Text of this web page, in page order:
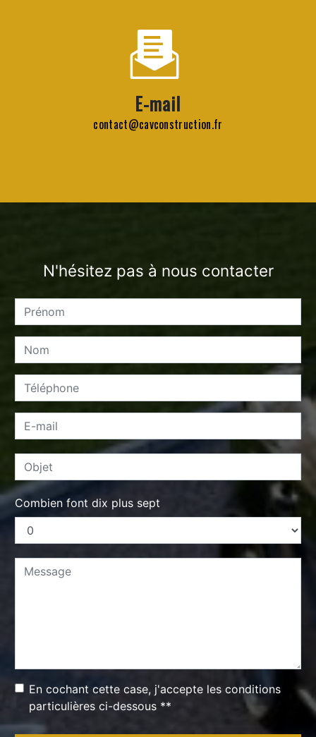
E-mail
contact@cavconstruction.fr
N'hésitez pas à nous contacter
Combien font dix plus sept
En cochant cette case, j'accepte les conditions
particulières ci-dessous **